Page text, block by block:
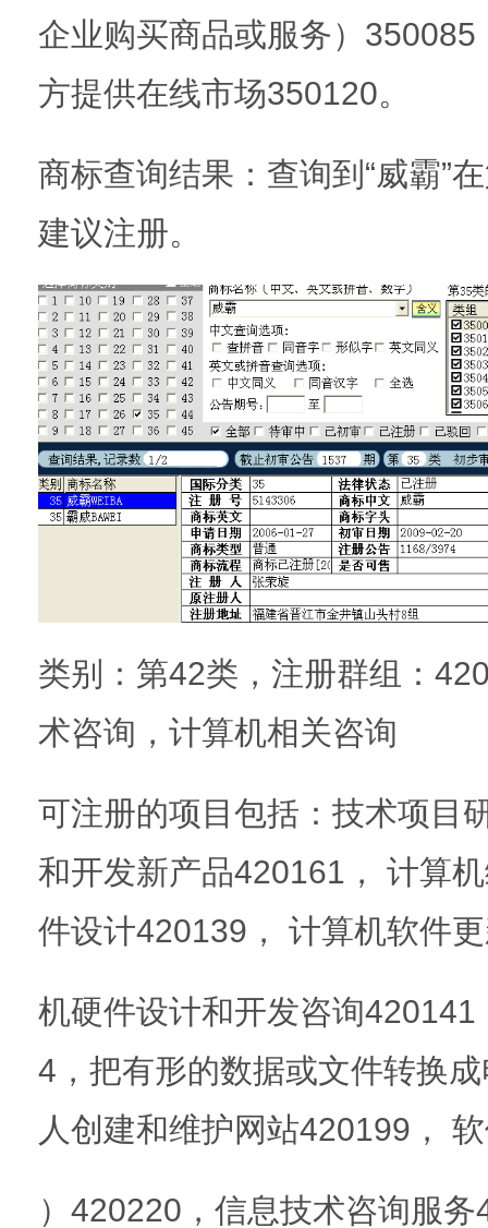
企业购买商品或服务）
方提供在线市场350120。
商标查询结果：查询到“威霸”
建议注册。
类别：第42类，注册群组：
术咨询，计算机相关咨询
可注册的项目包括：技术项目
和开发新产品420161， 计算
件设计420139， 计算机软件
机硬件设计和开发咨询
4，把有形的数据或文件转换
人创建和维护网站420199，
）420220，信息技术咨询服